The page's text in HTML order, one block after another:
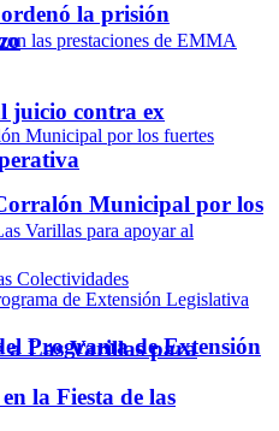
juicio contra ex
a Las Varillas para
la Fiesta de las
la prisión
Municipal por los
Programa de Extensión